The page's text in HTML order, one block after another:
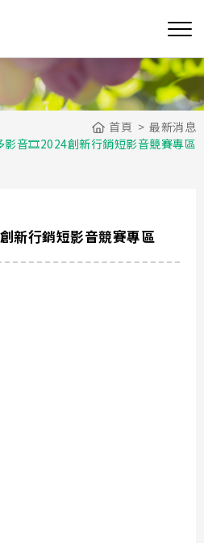
首頁
最新消息
影音🎞️2024創新行銷短影音競賽專區
新行銷短影音競賽專區